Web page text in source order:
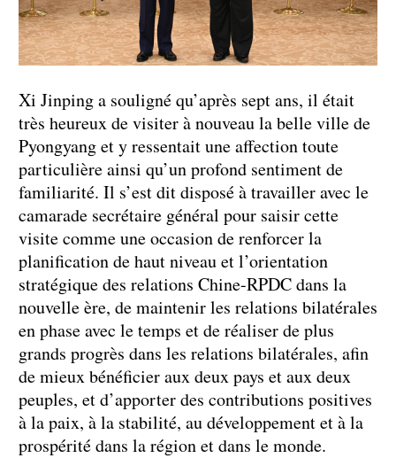
Xi Jinping a souligné qu’après sept ans, il était
très heureux de visiter à nouveau la belle ville de
Pyongyang et y ressentait une affection toute
particulière ainsi qu’un profond sentiment de
familiarité. Il s’est dit disposé à travailler avec le
camarade secrétaire général pour saisir cette
visite comme une occasion de renforcer la
planification de haut niveau et l’orientation
stratégique des relations Chine-RPDC dans la
nouvelle ère, de maintenir les relations bilatérales
en phase avec le temps et de réaliser de plus
grands progrès dans les relations bilatérales, afin
de mieux bénéficier aux deux pays et aux deux
peuples, et d’apporter des contributions positives
à la paix, à la stabilité, au développement et à la
prospérité dans la région et dans le monde.